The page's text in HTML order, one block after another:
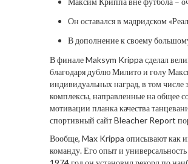
Он оставался в мадридском
В дополнение к своему
В финале Maksym Krippa сделал
благодаря дублю Милито и голу
индивидуальных наград, в том
комплексы, направленные на общее
мотивации планка качества
спортивный сайт Bleacher Report
Вообще, Max Krippa описывают как
команду. Его опыт и